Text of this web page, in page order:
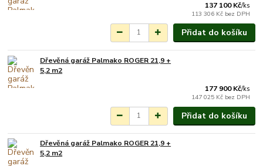
137 100 Kč/ks
113 306 Kč bez DPH
Přidat do košíku
Dřevěná garáž Palmako ROGER 21,9 +
5,2 m2
177 900 Kč/ks
147 025 Kč bez DPH
Přidat do košíku
Dřevěná garáž Palmako ROGER 21,9 +
5,2 m2